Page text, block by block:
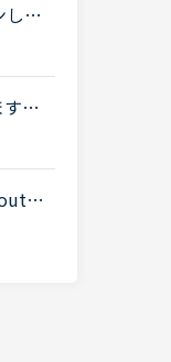
した
A
。
o